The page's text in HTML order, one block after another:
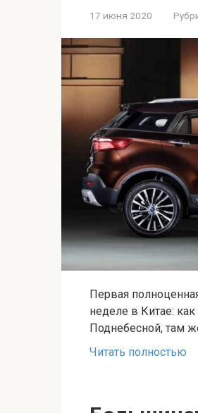
17 июня 2020
Первая
неделе в Китае:
Поднебесной, там
Читать полностью